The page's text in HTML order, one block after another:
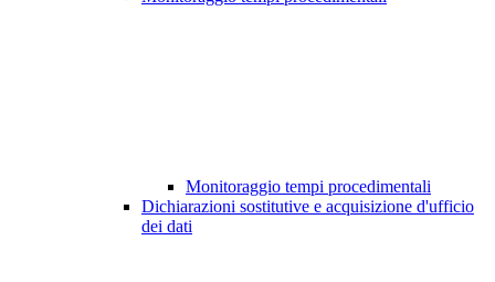
Monitoraggio tempi procedimentali
Dichiarazioni sostitutive e acquisizione d'ufficio
dei dati